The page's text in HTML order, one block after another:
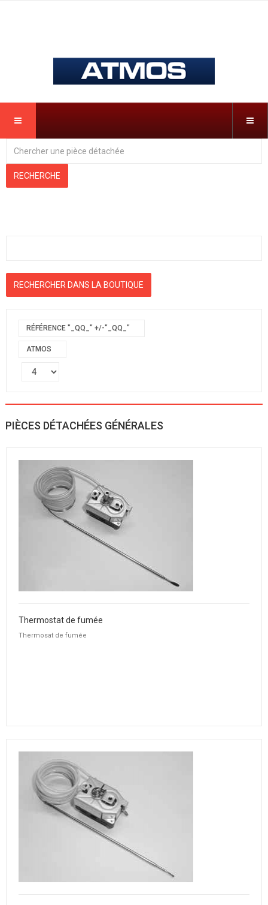
RÉFÉRENCE "_QQ_" +/-"_QQ_"
ATMOS
PIÈCES DÉTACHÉES GÉNÉRALES
Thermostat de fumée
Thermosat de fumée